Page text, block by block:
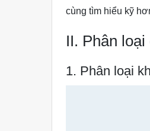
cùng tìm hiểu kỹ
II. Phân
1. Phân loại